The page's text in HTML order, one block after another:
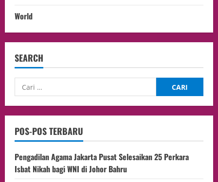
World
SEARCH
POS-POS TERBARU
Pengadilan Agama Jakarta Pusat Selesaikan 25 Perkara
Isbat Nikah bagi WNI di Johor Bahru